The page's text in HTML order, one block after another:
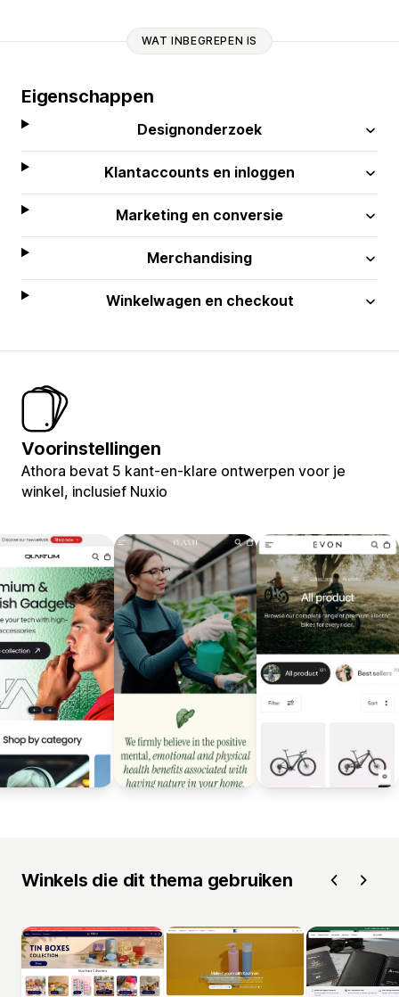
WAT INBEGREPEN IS
Eigenschappen
Designonderzoek
Klantaccounts en inloggen
Marketing en conversie
Merchandising
Winkelwagen en checkout
Voorinstellingen
Athora bevat 5 kant-en-klare ontwerpen voor je
winkel, inclusief Nuxio
Winkels die dit thema gebruiken